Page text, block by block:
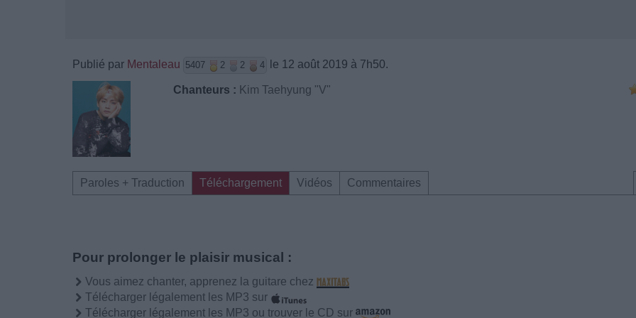
Publié par Mentaleau 5407 2 2 4 le 12 août 2019 à 7h50.
Chanteurs : Kim Taehyung "V"
Paroles + Traduction Téléchargement Vidéos Commentaires
Pour prolonger le plaisir musical :
Vous aimez chanter, apprenez la guitare chez
Télécharger légalement les MP3 sur
Télécharger légalement les MP3 ou trouver le CD sur